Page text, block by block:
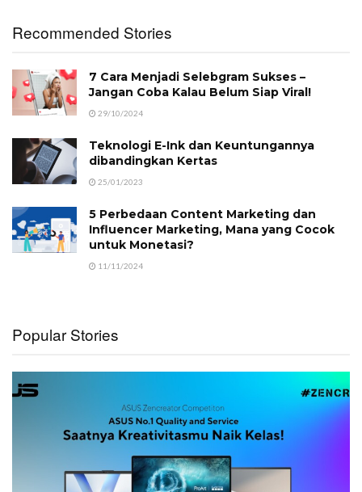
Recommended Stories
7 Cara Menjadi Selebgram Sukses –
Jangan Coba Kalau Belum Siap Viral!
29/10/2024
Teknologi E-Ink dan Keuntungannya
dibandingkan Kertas
25/01/2023
5 Perbedaan Content Marketing dan
Influencer Marketing, Mana yang Cocok
untuk Monetasi?
11/11/2024
Popular Stories